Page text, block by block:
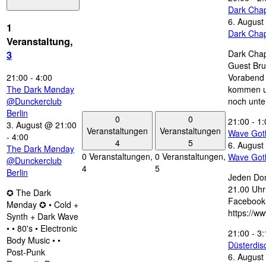
1
Veranstaltung,
3
21:00 - 4:00
The Dark Mønday
@Dunckerclub
Berlin
3. August @ 21:00
- 4:00
The Dark Mønday
@Dunckerclub
Berlin
✪ The Dark
Mønday ✪ • Cold +
Synth + Dark Wave
• • 80's • Electronic
Body Music • •
Post-Punk
0
Veranstaltungen
4
0 Veranstaltungen,
4
0
Veranstaltungen
5
0 Veranstaltungen,
5
Dark
6.
Dark
Dark
Guest
kommen
noch
21:00 -
Wave
6.
Wave
Jeden
21.00
https://
21:00 -
6.